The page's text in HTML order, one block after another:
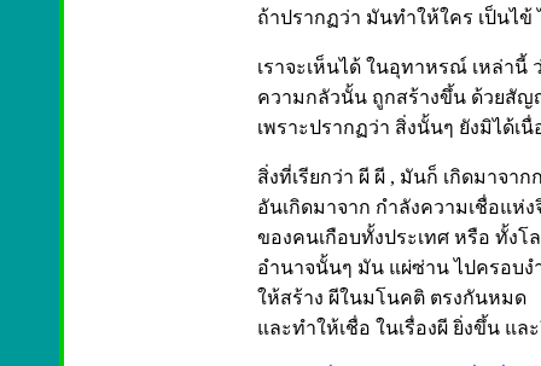
ถ้าปรากฏว่า มันทำให้ใคร เป็นไ
เราจะเห็นได้ ในอุทาหรณ์ เหล่านี้
ความกลัวนั้น ถูกสร้างขึ้น ด้วยสัญ
เพราะปรากฏว่า สิ่งนั้นๆ ยังมิได้เ
สิ่งที่เรียกว่า ผี ผี , มันก็ เกิดมาจา
อันเกิดมาจาก กำลังความเชื่อแห่ง
ของคนเกือบทั้งประเทศ หรือ ทั้งโ
อำนาจนั้นๆ มัน แผ่ซ่าน ไปครอบ
ให้สร้าง ผีในมโนคติ ตรงกันหมด
และทำให้เชื่อ ในเรื่องผี ยิ่งขึ้น แ